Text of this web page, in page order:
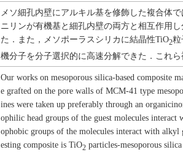
メソ細孔内壁にアルキル基を修飾した複合体
ニリンが有機基と細孔内壁の両方と相互作用
た．また，メソポーラスシリカに結晶性TiO2粒
機分子を分子選択的に高速分解できた．これ
Our works on mesoporous silica-based composite
e grafted on the pore walls of MCM-41 type
ines were taken up preferably through an
ophilic head groups of the guest molecules
ophobic groups of the molecules interact with
esting composite is TiO2 particles-mesoporous